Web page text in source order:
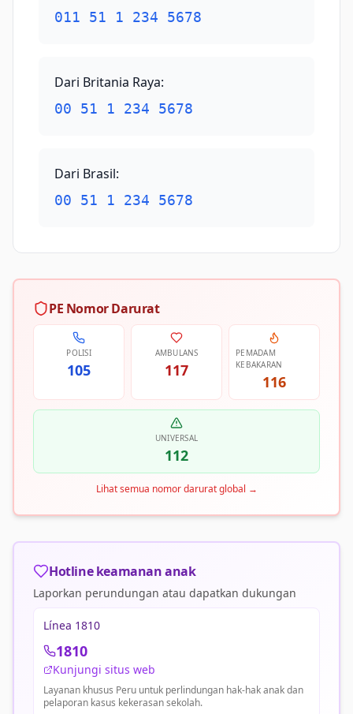
011 51 1 234 5678
Dari Britania Raya:
00 51 1 234 5678
Dari Brasil:
00 51 1 234 5678
PE Nomor Darurat
POLISI
105
AMBULANS
117
PEMADAM
KEBAKARAN
116
UNIVERSAL
112
Lihat semua nomor darurat global →
Hotline keamanan anak
Laporkan perundungan atau dapatkan dukungan
Línea 1810
1810
Kunjungi situs web
Layanan khusus Peru untuk perlindungan hak-hak anak dan
pelaporan kasus kekerasan sekolah.